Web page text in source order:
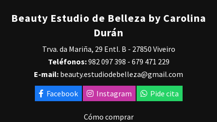
Beauty Estudio de Belleza by Carolina
Durán
Trva. da Mariña, 29 Entl. B - 27850 Viveiro
Teléfonos:982 097 398 - 679 471 229
E-mail: beauty.estudiodebelleza@gmail.com
Facebook
Instagram Pide cita
Cómo comprar